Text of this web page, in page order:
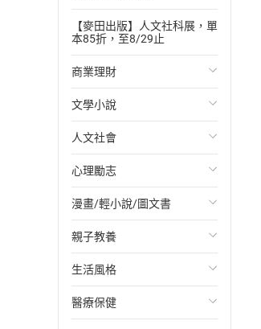
【麥田出版】人文社科展，單
本85折，至8/29止
商業理財
投資理財
經濟/趨勢
財務/金融
管理/領導
職場工作術
成功法
行銷/廣告
文學小說
歐美文學
日本文學
韓國文學
華文文學
經典文學
成長/家庭生活小說
人文社會
國際關係
政治
社會科學
台灣/中國歷史
日/韓歷史
心理勵志
心靈成長/情緒
人際關係
兩性關係
心理學
漫畫/輕小說/圖文書
輕小說
奇幻/科幻
愛情故事
親子教養
教育現場
兒童文學/故事
生活風格
飲食/食譜
醫療保健